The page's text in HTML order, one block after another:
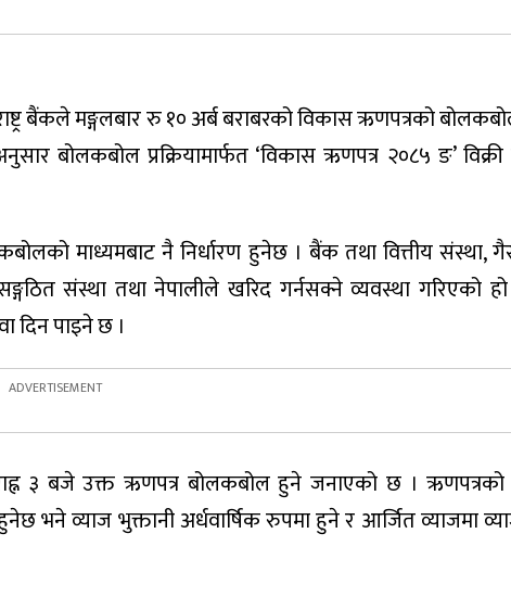
बैंकले मङ्गलबार रु १० अर्ब बराबरको विकास ऋणपत्रको
बोलकबोल प्रक्रियामार्फत ‘विकास ऋणपत्र २०८५ ङ’ विक्री
माध्यमबाट नै निर्धारण हुनेछ । बैंक तथा वित्तीय संस्था,
संस्था तथा नेपालीले खरिद गर्नसक्ने व्यवस्था गरिएको
दिन पाइने छ ।
३ बजे उक्त ऋणपत्र बोलकबोल हुने जनाएको छ । ऋणपत्रको
भने व्याज भुक्तानी अर्धवार्षिक रुपमा हुने र आर्जित व्याजमा